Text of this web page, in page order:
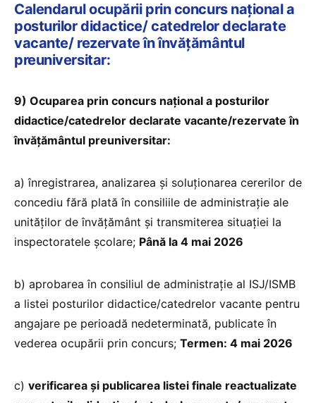
Calendarul ocupării prin concurs naţional a
posturilor didactice/ catedrelor declarate
vacante/ rezervate în învățământul
preuniversitar:
9) Ocuparea prin concurs naţional a posturilor
didactice/catedrelor declarate vacante/rezervate în
învățământul preuniversitar:
a) înregistrarea, analizarea şi soluţionarea cererilor de
concediu fără plată în consiliile de administraţie ale
unităţilor de învăţământ şi transmiterea situaţiei la
inspectoratele şcolare; Până la 4 mai 2026
b) aprobarea în consiliul de administraţie al ISJ/ISMB
a listei posturilor didactice/catedrelor vacante pentru
angajare pe perioadă nedeterminată, publicate în
vederea ocupării prin concurs; Termen: 4 mai 2026
c) verificarea și publicarea listei finale reactualizate